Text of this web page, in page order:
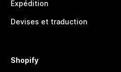
Expédition
Devises et traduction
Shopify